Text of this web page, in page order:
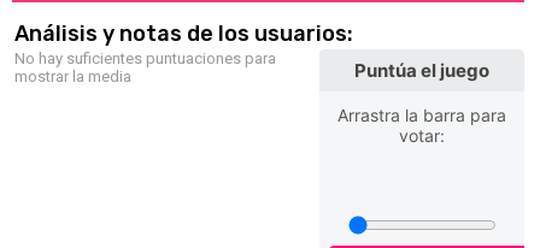
Análisis y notas de los usuarios:
No hay suficientes puntuaciones para
mostrar la media
Puntúa el juego
Arrastra la barra para
votar: